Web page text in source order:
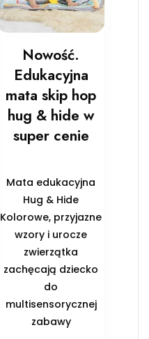
Nowość.
Edukacyjna
mata skip hop
hug & hide w
super cenie
Mata edukacyjna
Hug & Hide
Kolorowe, przyjazne
wzory i urocze
zwierzątka
zachęcają dziecko
do
multisensorycznej
zabawy